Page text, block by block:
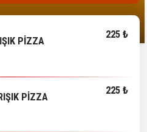
PİZZA
225 ₺
PİZZA
225 ₺